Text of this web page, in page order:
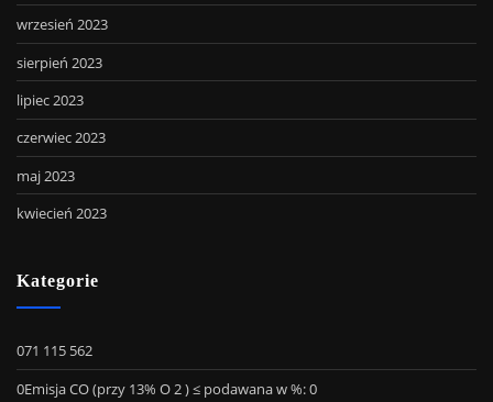
wrzesień 2023
sierpień 2023
lipiec 2023
czerwiec 2023
maj 2023
kwiecień 2023
Kategorie
071 115 562
0Emisja CO (przy 13% O 2 ) ≤ podawana w %: 0